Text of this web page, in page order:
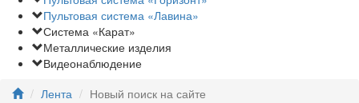
Пультовая система «Лавина»
Система «Карат»
Металлические изделия
Видеонаблюдение
Лента
Новый поиск на сайте